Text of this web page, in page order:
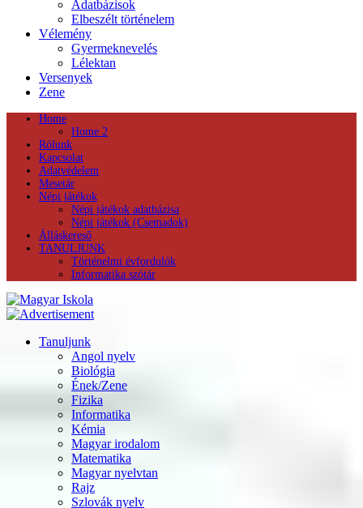
Adatbázisok
Elbeszélt történelem
Vélemény
Gyermeknevelés
Lélektan
Versenyek
Zene
Home
Home 2
Rólunk
Kapcsolat
Adatvédelem
Mesetár
Népi játékok
Népi játékok adatbázisa
Népi játékok (Csemadok)
Álláskereső
TANULJUNK
Történelmi évfordulók
Informatika szótár
Tanuljunk
Angol nyelv
Biológia
Ének/Zene
Fizika
Informatika
Kémia
Magyar irodalom
Matematika
Magyar nyelvtan
Rajz
Szlovák nyelv